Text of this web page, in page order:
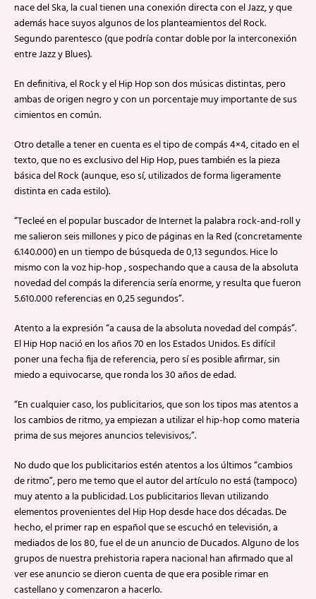
nace del Ska, la cual tienen una conexión directa con el Jazz, y que
además hace suyos algunos de los planteamientos del Rock.
Segundo parentesco (que podría contar doble por la interconexión
entre Jazz y Blues).
En definitiva, el Rock y el Hip Hop son dos músicas distintas, pero
ambas de origen negro y con un porcentaje muy importante de sus
cimientos en común.
Otro detalle a tener en cuenta es el tipo de compás 4×4, citado en el
texto, que no es exclusivo del Hip Hop, pues también es la pieza
básica del Rock (aunque, eso sí, utilizados de forma ligeramente
distinta en cada estilo).
“Tecleé en el popular buscador de Internet la palabra rock-and-roll y
me salieron seis millones y pico de páginas en la Red (concretamente
6.140.000) en un tiempo de búsqueda de 0,13 segundos. Hice lo
mismo con la voz hip-hop , sospechando que a causa de la absoluta
novedad del compás la diferencia sería enorme, y resulta que fueron
5.610.000 referencias en 0,25 segundos”.
Atento a la expresión “a causa de la absoluta novedad del compás”.
El Hip Hop nació en los años 70 en los Estados Unidos. Es difícil
poner una fecha fija de referencia, pero sí es posible afirmar, sin
miedo a equivocarse, que ronda los 30 años de edad.
“En cualquier caso, los publicitarios, que son los tipos mas atentos a
los cambios de ritmo, ya empiezan a utilizar el hip-hop como materia
prima de sus mejores anuncios televisivos;”.
No dudo que los publicitarios estén atentos a los últimos “cambios
de ritmo”, pero me temo que el autor del artículo no está (tampoco)
muy atento a la publicidad. Los publicitarios llevan utilizando
elementos provenientes del Hip Hop desde hace dos décadas. De
hecho, el primer rap en español que se escuchó en televisión, a
mediados de los 80, fue el de un anuncio de Ducados. Alguno de los
grupos de nuestra prehistoria rapera nacional han afirmado que al
ver ese anuncio se dieron cuenta de que era posible rimar en
castellano y comenzaron a hacerlo.